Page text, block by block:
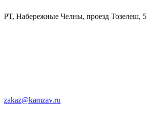
РТ, Набережные Челны, проезд Тозелеш, 5
zakaz@kamzav.ru